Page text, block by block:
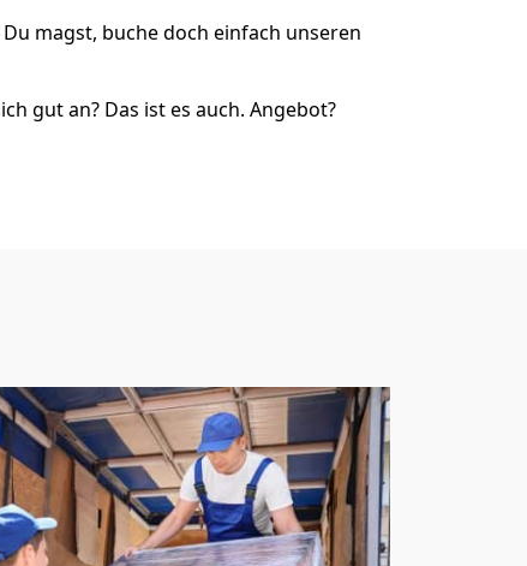
magst, buche doch einfach unseren
gut an? Das ist es auch. Angebot?